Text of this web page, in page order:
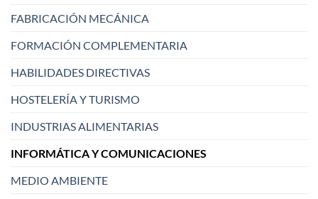
FABRICACIÓN MECÁNICA
FORMACIÓN COMPLEMENTARIA
HABILIDADES DIRECTIVAS
HOSTELERÍA Y TURISMO
INDUSTRIAS ALIMENTARIAS
INFORMÁTICA Y COMUNICACIONES
MEDIO AMBIENTE